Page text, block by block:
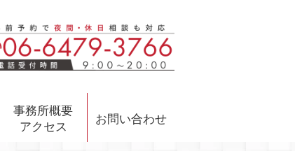
事務所概要
アクセス
お問い合わせ